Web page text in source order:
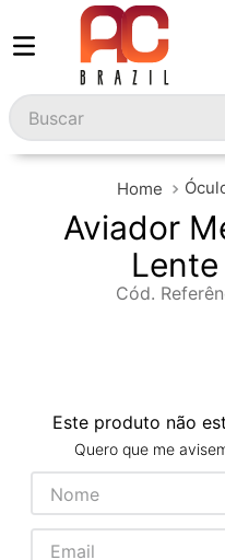
Buscar
Aviador
Cód.
Este produto não
Quero que me